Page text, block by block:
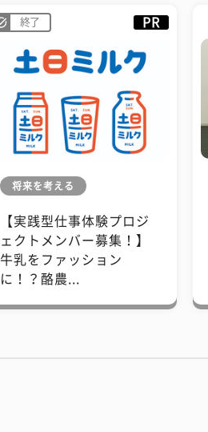
終了 PR
将来を考える
【実践型仕事体験プロジ
ェクトメンバー募集！】
牛乳をファッション
に！？酪農...